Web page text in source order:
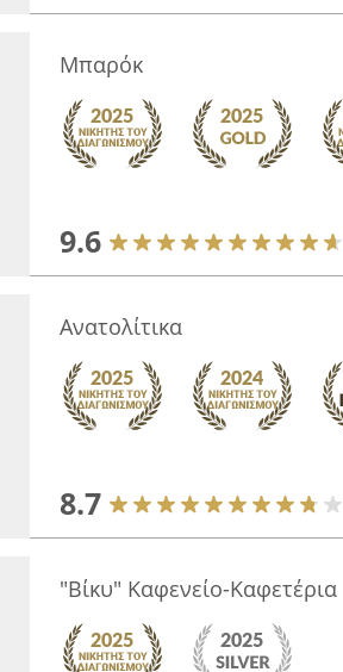
Μπαρόκ
9.6
Ανατολίτικα
8.7
"Βίκυ" Καφενείο-Καφετέρια